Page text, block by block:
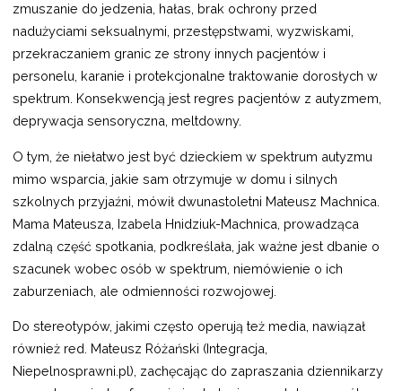
zmuszanie do jedzenia, hałas, brak ochrony przed
nadużyciami seksualnymi, przestępstwami, wyzwiskami,
przekraczaniem granic ze strony innych pacjentów i
personelu, karanie i protekcjonalne traktowanie dorosłych w
spektrum. Konsekwencją jest regres pacjentów z autyzmem,
deprywacja sensoryczna, meltdowny.
O tym, że niełatwo jest być dzieckiem w spektrum autyzmu
mimo wsparcia, jakie sam otrzymuje w domu i silnych
szkolnych przyjaźni, mówił dwunastoletni Mateusz Machnica.
Mama Mateusza, Izabela Hnidziuk-Machnica, prowadząca
zdalną część spotkania, podkreślała, jak ważne jest dbanie o
szacunek wobec osób w spektrum, niemówienie o ich
zaburzeniach, ale odmienności rozwojowej.
Do stereotypów, jakimi często operują też media, nawiązał
również red. Mateusz Różański (Integracja,
Niepelnosprawni.pl), zachęcając do zapraszania dziennikarzy